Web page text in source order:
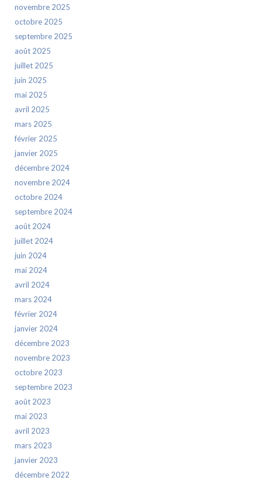
novembre 2025
octobre 2025
septembre 2025
août 2025
juillet 2025
juin 2025
mai 2025
avril 2025
mars 2025
février 2025
janvier 2025
décembre 2024
novembre 2024
octobre 2024
septembre 2024
août 2024
juillet 2024
juin 2024
mai 2024
avril 2024
mars 2024
février 2024
janvier 2024
décembre 2023
novembre 2023
octobre 2023
septembre 2023
août 2023
mai 2023
avril 2023
mars 2023
janvier 2023
décembre 2022